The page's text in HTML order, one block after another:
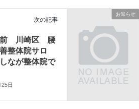
お知らせ
次の記事
前 川崎区 腰
整体院サロ
なが整体院で
日